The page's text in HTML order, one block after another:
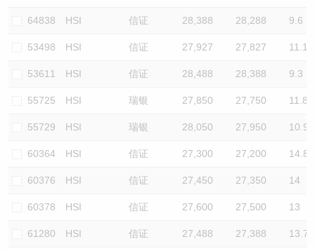
64838 HSI 信证 28,388 28,288 9.6
53498 HSI 信证 27,927 27,827 11.1
53611 HSI 信证 28,488 28,388 9.3
55725 HSI 瑞银 27,850 27,750 11.8
55729 HSI 瑞银 28,050 27,950 10.9
60364 HSI 信证 27,300 27,200 14.8
60376 HSI 信证 27,450 27,350 14
60378 HSI 信证 27,600 27,500 13
61280 HSI 信证 27,488 27,388 13.7